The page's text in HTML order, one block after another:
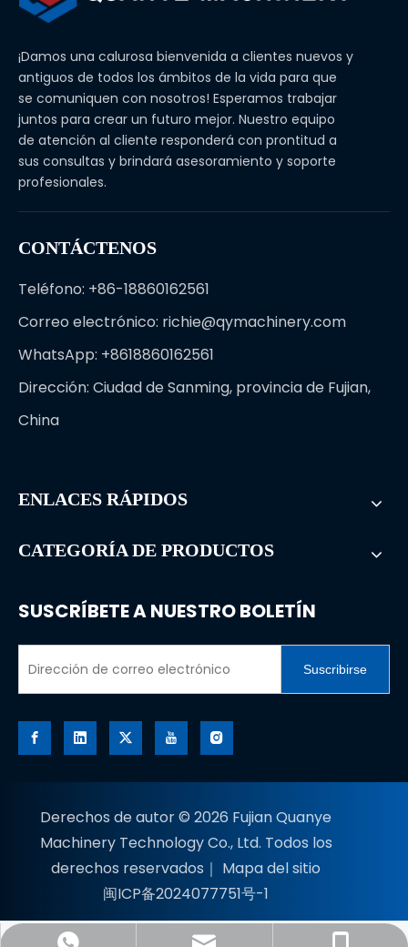
¡Damos una calurosa bienvenida a clientes nuevos y
antiguos de todos los ámbitos de la vida para que
se comuniquen con nosotros! Esperamos trabajar
juntos para crear un futuro mejor. Nuestro equipo
de atención al cliente responderá con prontitud a
sus consultas y brindará asesoramiento y soporte
profesionales.
CONTÁCTENOS
Teléfono: +86-18860162561
Correo electrónico: richie@qymachinery.com
WhatsApp: +8618860162561
Dirección: Ciudad de Sanming, provincia de Fujian,
China
ENLACES RÁPIDOS
CATEGORÍA DE PRODUCTOS
SUSCRÍBETE A NUESTRO BOLETÍN
Suscribirse
Derechos de autor © 2026 Fujian Quanye
Machinery Technology Co., Ltd. Todos los
derechos reservados｜ Mapa del sitio
闽ICP备2024077751号-1